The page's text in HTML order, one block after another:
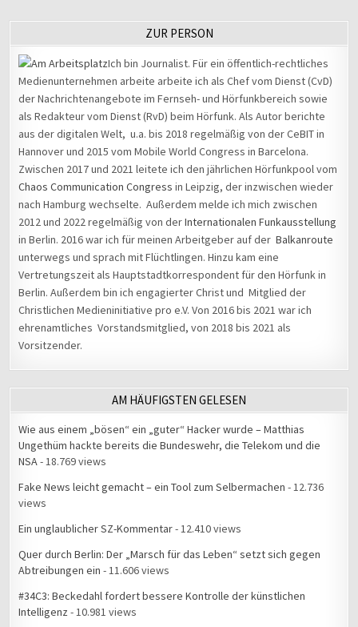
ZUR PERSON
Ich bin Journalist. Für ein öffentlich-rechtliches
Medienunternehmen arbeite arbeite ich als Chef vom Dienst (CvD)
der Nachrichtenangebote im Fernseh- und Hörfunkbereich sowie
als Redakteur vom Dienst (RvD) beim Hörfunk. Als Autor berichte
aus der digitalen Welt, u.a. bis 2018 regelmäßig von der CeBIT in
Hannover und 2015 vom Mobile World Congress in Barcelona.
Zwischen 2017 und 2021 leitete ich den jährlichen Hörfunkpool vom
Chaos Communication Congress in Leipzig, der inzwischen wieder
nach Hamburg wechselte. Außerdem melde ich mich zwischen
2012 und 2022 regelmäßig von derInternationalen Funkausstellung
in Berlin. 2016 war ich für meinen Arbeitgeber auf derBalkanroute
unterwegs und sprach mit Flüchtlingen. Hinzu kam eine
Vertretungszeit als Hauptstadtkorrespondent für den Hörfunk in
Berlin. Außerdem bin ich engagierter Christ und Mitglied der
Christlichen Medieninitiative pro e.V. Von 2016 bis 2021 war ich
ehrenamtliches Vorstandsmitglied, von 2018 bis 2021 als
Vorsitzender.
AM HÄUFIGSTEN GELESEN
Wie aus einem „bösen“ ein „guter“ Hacker wurde – Matthias
Ungethüm hackte bereits die Bundeswehr, die Telekom und die
NSA- 18.769 views
Fake News leicht gemacht – ein Tool zum Selbermachen - 12.736
views
Ein unglaublicher SZ-Kommentar- 12.410 views
Quer durch Berlin: Der „Marsch für das Leben“ setzt sich gegen
Abtreibungen ein - 11.606 views
#34C3: Beckedahl fordert bessere Kontrolle der künstlichen
Intelligenz - 10.981 views